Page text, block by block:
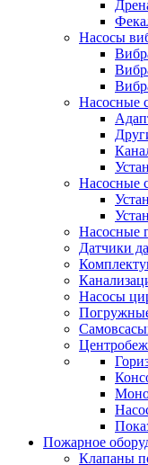
Насосы
Насосные
Насосные
Насосные
Датчики
Насосы
Пожарное
Клапаны